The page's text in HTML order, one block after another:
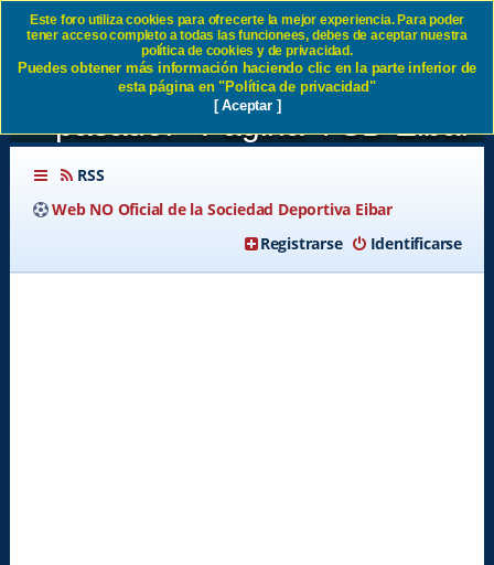
Tenemos mejor equipo, el
mismo o peor que el año
pasado. - Página 4 SD Eibar
RSS
Web NO Oficial de la Sociedad Deportiva Eibar
Identificarse
Registrarse
Este foro utiliza cookies para ofrecerte la mejor experiencia. Para poder
tener acceso completo a todas las funcionees, debes de aceptar nuestra
política de cookies y de privacidad.
Puedes obtener más información haciendo clic en la parte inferior de
esta página en "Política de privacidad"
[ Aceptar ]